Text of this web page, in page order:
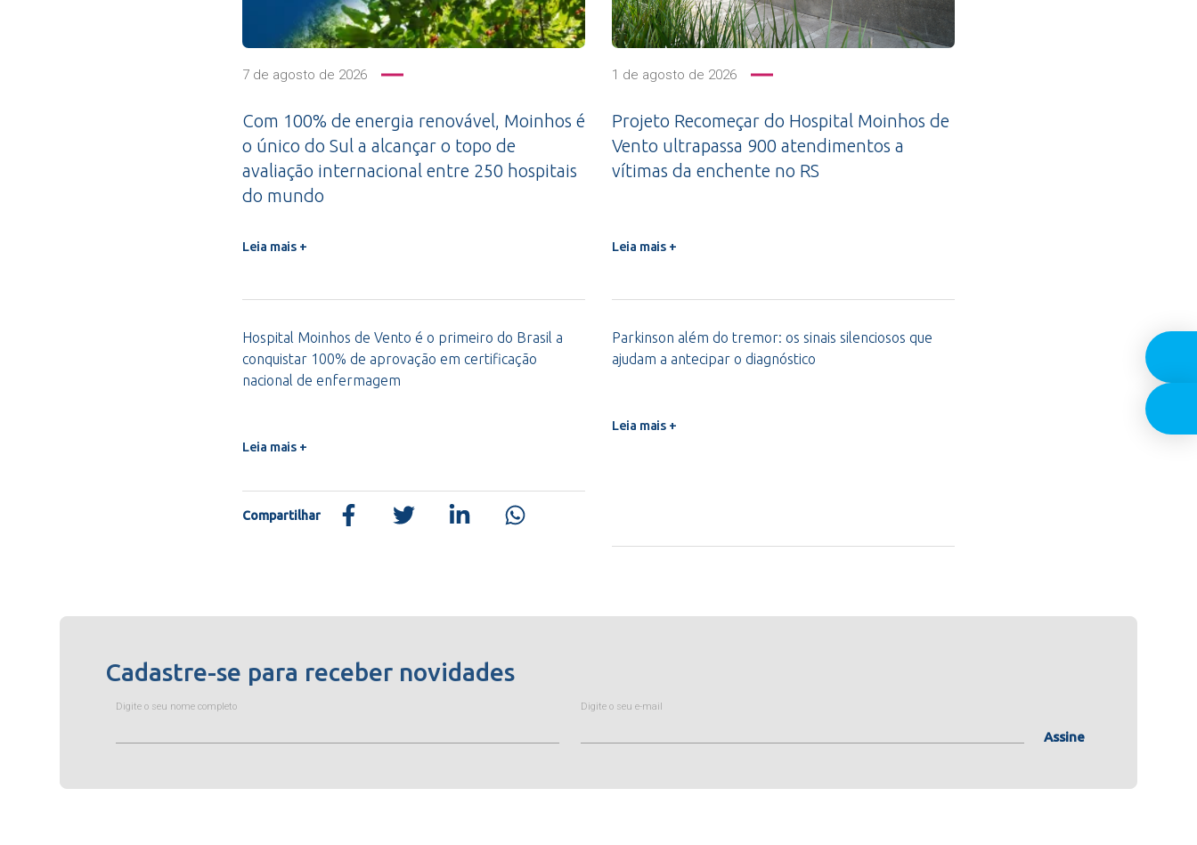
7 de agosto de 2026
Com 100% de energia renovável, Moinhos é
o único do Sul a alcançar o topo de
avaliação internacional entre 250 hospitais
do mundo
Leia mais +
1 de agosto de 2026
Projeto Recomeçar do Hospital Moinhos de
Vento ultrapassa 900 atendimentos a
vítimas da enchente no RS
Leia mais +
Hospital Moinhos de Vento é o primeiro do Brasil a
conquistar 100% de aprovação em certificação
nacional de enfermagem
Leia mais +
Parkinson além do tremor: os sinais silenciosos que
ajudam a antecipar o diagnóstico
Leia mais +
Compartilhar
Cadastre-se para receber novidades
Digite o seu nome completo Digite o seu e-mail
Assine